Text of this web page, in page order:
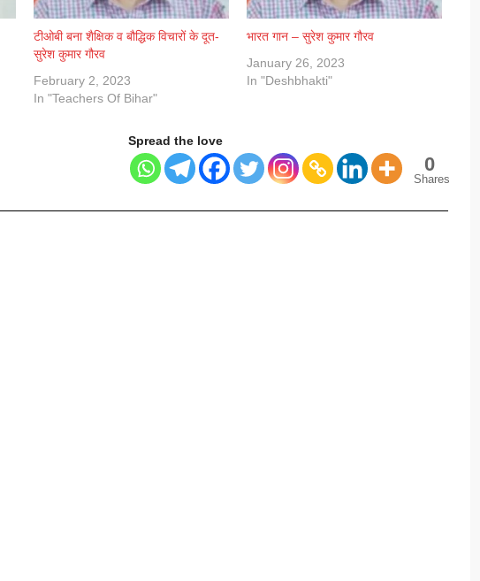
टीओबी बना शैक्षिक व बौद्धिक विचारों के दूत-
सुरेश कुमार गौरव
February 2, 2023
In "Teachers Of Bihar"
भारत गान – सुरेश कुमार गौरव
January 26, 2023
In "Deshbhakti"
Spread the love
0
Shares